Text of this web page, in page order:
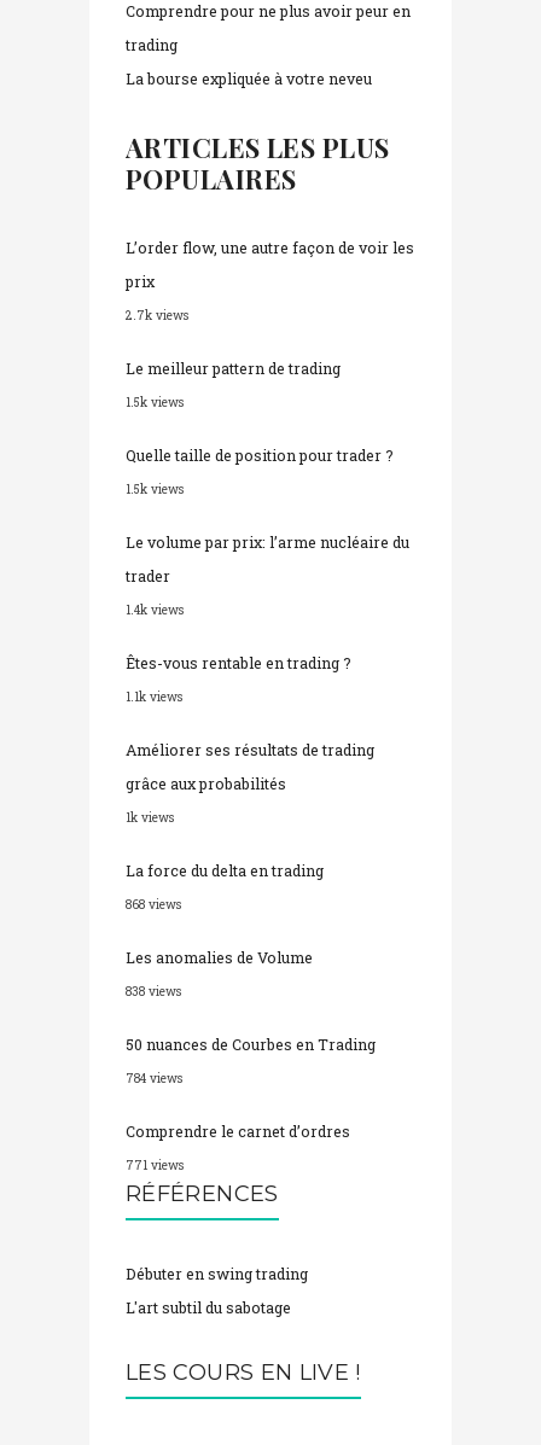
Comprendre pour ne plus avoir peur en
trading
La bourse expliquée à votre neveu
ARTICLES LES PLUS
POPULAIRES
L’order flow, une autre façon de voir les
prix
2.7k views
Le meilleur pattern de trading
1.5k views
Quelle taille de position pour trader ?
1.5k views
Le volume par prix: l’arme nucléaire du
trader
1.4k views
Êtes-vous rentable en trading ?
1.1k views
Améliorer ses résultats de trading
grâce aux probabilités
1k views
La force du delta en trading
868 views
Les anomalies de Volume
838 views
50 nuances de Courbes en Trading
784 views
Comprendre le carnet d’ordres
771 views
RÉFÉRENCES
Débuter en swing trading
L'art subtil du sabotage
LES COURS EN LIVE !